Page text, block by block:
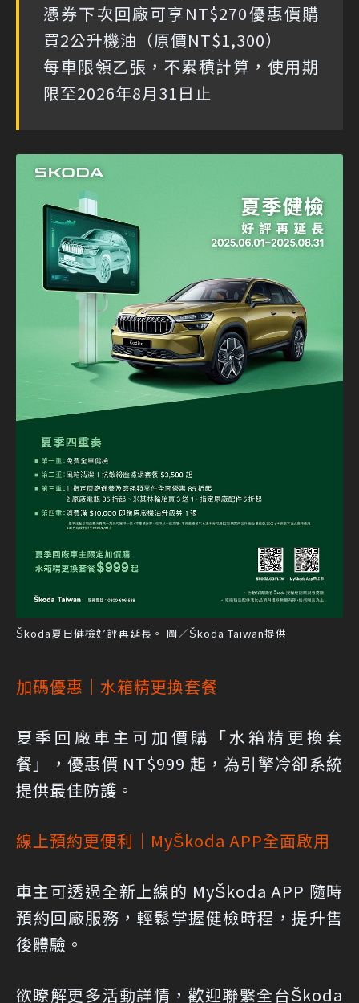
憑券下次回廠可享NT$270優惠價購
買2公升機油（原價NT$1,300）
每車限領乙張，不累積計算，使用期
限至2026年8月31日止
Škoda夏日健檢好評再延長。 圖／Škoda Taiwan提供
加碼優惠｜水箱精更換套餐
夏季回廠車主可加價購「水箱精更換套
餐」，優惠價 NT$999 起，為引擎冷卻系統
提供最佳防護。
線上預約更便利｜MyŠkoda APP全面啟用
車主可透過全新上線的 MyŠkoda APP 隨時
預約回廠服務，輕鬆掌握健檢時程，提升售
後體驗。
欲瞭解更多活動詳情，歡迎聯繫全台Škoda